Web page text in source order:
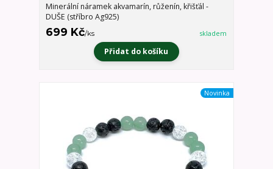
Minerální náramek akvamarín, růženín, křišťál -
DUŠE (stříbro Ag925)
699 Kč/ks skladem
Přidat do košíku
Novinka